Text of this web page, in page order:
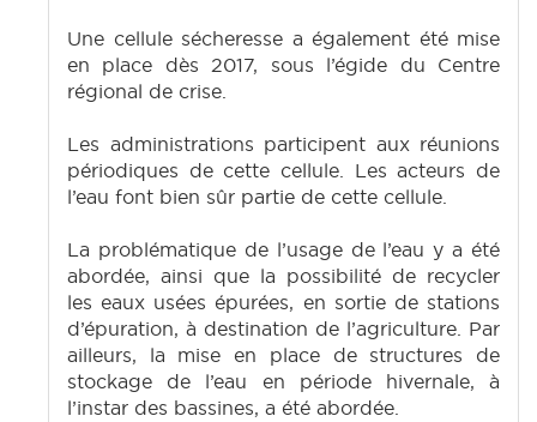
Une cellule sécheresse a également été mise
en place dès 2017, sous l’égide du Centre
régional de crise.
Les administrations participent aux réunions
périodiques de cette cellule. Les acteurs de
l’eau font bien sûr partie de cette cellule.
La problématique de l’usage de l’eau y a été
abordée, ainsi que la possibilité de recycler
les eaux usées épurées, en sortie de stations
d’épuration, à destination de l’agriculture. Par
ailleurs, la mise en place de structures de
stockage de l’eau en période hivernale, à
l’instar des bassines, a été abordée.